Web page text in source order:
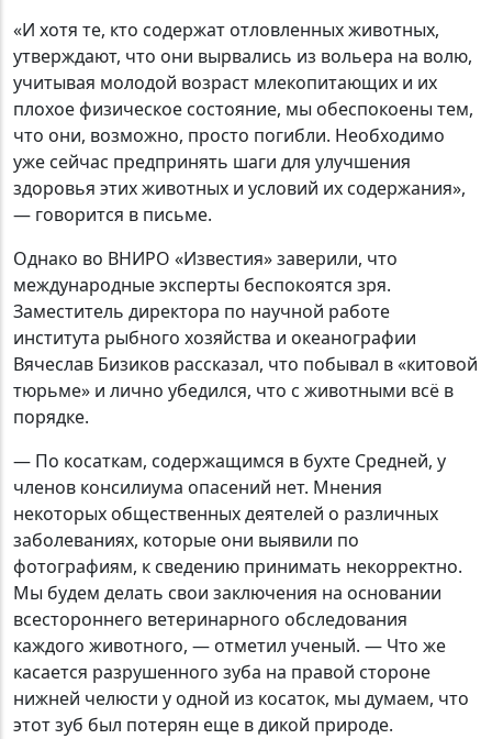
«И хотя те, кто содержат отловленных животных,
утверждают, что они вырвались из вольера на волю,
учитывая молодой возраст млекопитающих и их
плохое физическое состояние, мы обеспокоены тем,
что они, возможно, просто погибли. Необходимо
уже сейчас предпринять шаги для улучшения
здоровья этих животных и условий их содержания»,
— говорится в письме.
Однако во ВНИРО «Известия» заверили, что
международные эксперты беспокоятся зря.
Заместитель директора по научной работе
института рыбного хозяйства и океанографии
Вячеслав Бизиков рассказал, что побывал в «китовой
тюрьме» и лично убедился, что с животными всё в
порядке.
— По косаткам, содержащимся в бухте Средней, у
членов консилиума опасений нет. Мнения
некоторых общественных деятелей о различных
заболеваниях, которые они выявили по
фотографиям, к сведению принимать некорректно.
Мы будем делать свои заключения на основании
всестороннего ветеринарного обследования
каждого животного, — отметил ученый. — Что же
касается разрушенного зуба на правой стороне
нижней челюсти у одной из косаток, мы думаем, что
этот зуб был потерян еще в дикой природе.